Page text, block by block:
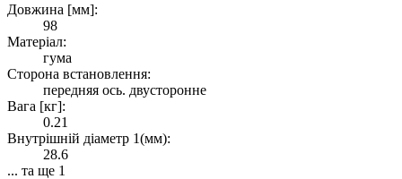
Довжина [мм]:
98
Матеріал:
гума
Сторона встановлення:
передняя ось. двусторонне
Вага [кг]:
0.21
Внутрішній діаметр 1(мм):
28.6
... та ще 1